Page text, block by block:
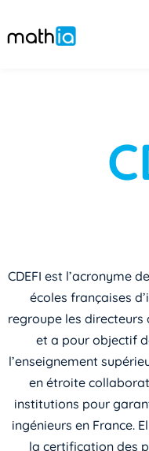
CDEFI est l’acronyme
écoles françaises
regroupe les directeurs
et a pour objectif
l’enseignement
en étroite
institutions pour
ingénieurs en France.
la certification des